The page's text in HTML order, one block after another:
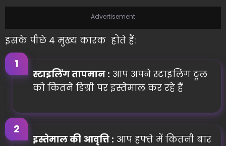
Advertisement
इसके पीछे 4 मुख्य कारक होते हैं:
स्टाइलिंग तापमान : आप अपने स्टाइलिंग टूल
को कितने डिग्री पर इस्तेमाल कर रहे हैं
इस्तेमाल की आवृत्ति : आप हफ्ते में कितनी बार